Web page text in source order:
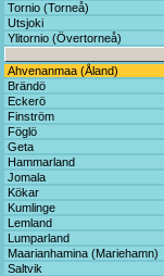
Tornio (Torneå)
Utsjoki
Ylitornio (Övertorneå)
Ahvenanmaa (Åland)
Brändö
Eckerö
Finström
Föglö
Geta
Hammarland
Jomala
Kökar
Kumlinge
Lemland
Lumparland
Maarianhamina (Mariehamn)
Saltvik